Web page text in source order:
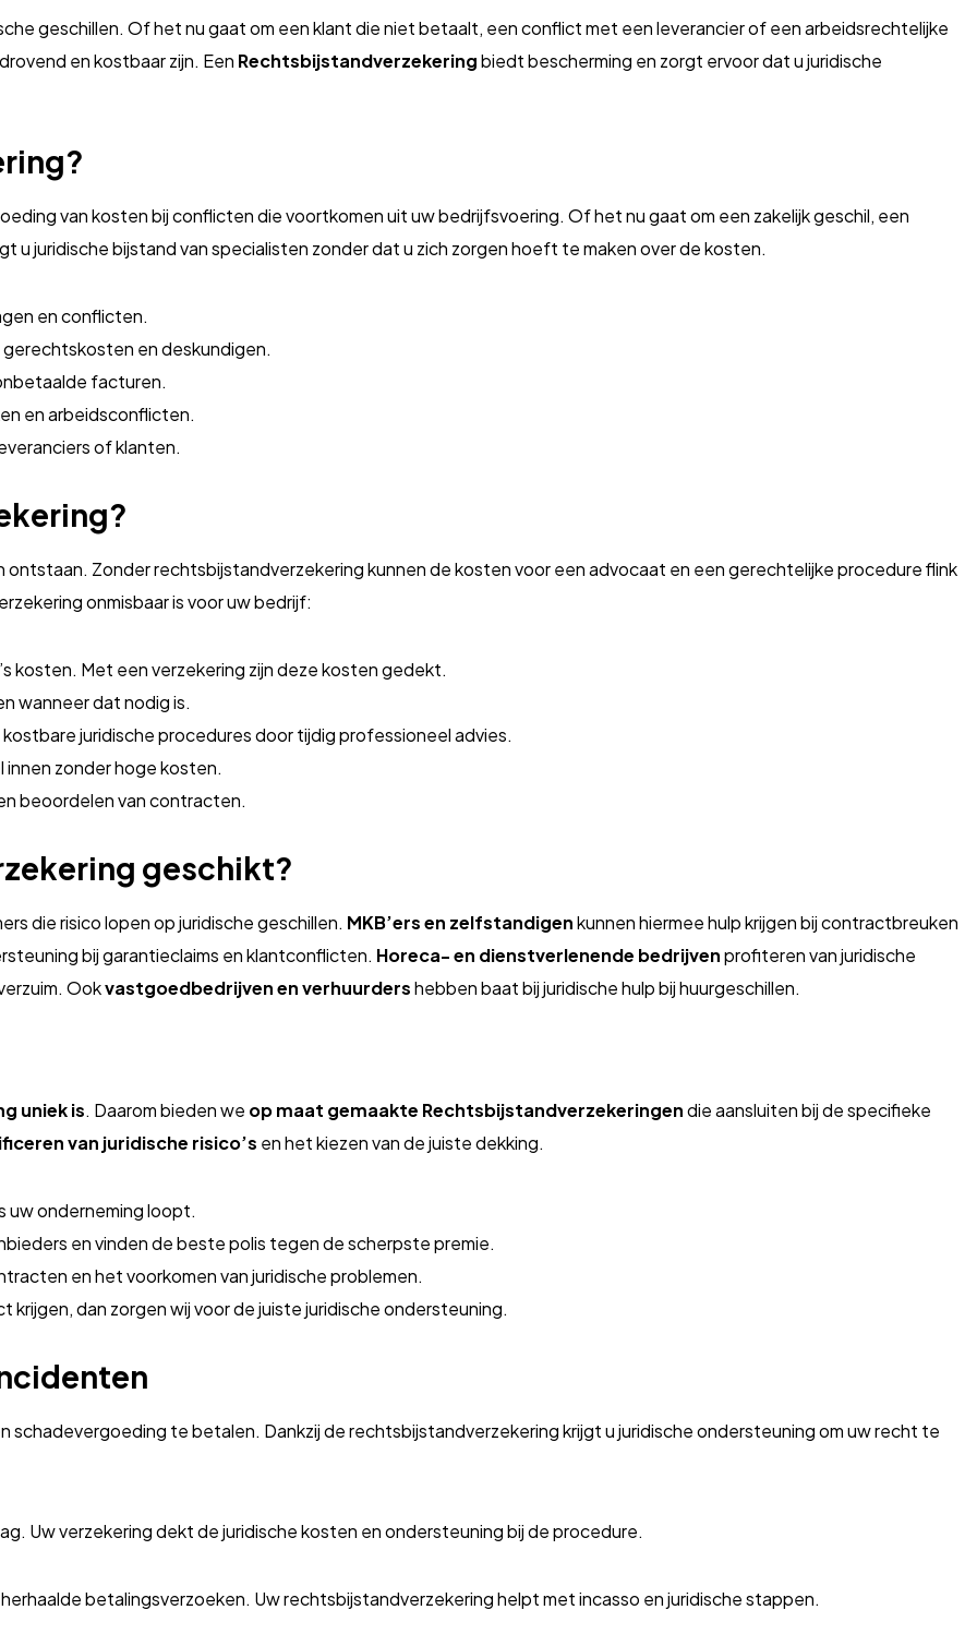
geschillen. Of het nu gaat om een klant die niet betaalt, een conflict met een leverancier of een arbeidsrechtelijke
en kostbaar zijn. Een Rechtsbijstandverzekeringbiedt bescherming en zorgt ervoor dat u juridische
van kosten bij conflicten die voortkomen uit uw bedrijfsvoering. Of het nu gaat om een zakelijk geschil, een
juridische bijstand van specialisten zonder dat u zich zorgen hoeft te maken over de kosten.
en conflicten.
en deskundigen.
facturen.
en arbeidsconflicten.
of klanten.
ontstaan. Zonder rechtsbijstandverzekering kunnen de kosten voor een advocaat en een gerechtelijke procedure flink
onmisbaar is voor uw bedrijf:
kosten. Met een verzekering zijn deze kosten gedekt.
wanneer dat nodig is.
kostbare juridische procedures door tijdig professioneel advies.
zonder hoge kosten.
beoordelen van contracten.
geschikt?
die risico lopen op juridische geschillen. MKB’ers en zelfstandigenkunnen hiermee hulp krijgen bij contractbreuken
bij garantieclaims en klantconflicten. Horeca- en dienstverlenende bedrijvenprofiteren van juridische
Ookvastgoedbedrijven en verhuurdershebben baat bij juridische hulp bij huurgeschillen.
uniek is. Daarom bieden we op maat gemaakte Rechtsbijstandverzekeringendie aansluiten bij de specifieke
van juridische risico’s en het kiezen van de juiste dekking.
uw onderneming loopt.
en vinden de beste polis tegen de scherpste premie.
en het voorkomen van juridische problemen.
krijgen, dan zorgen wij voor de juiste juridische ondersteuning.
schadevergoeding te betalen. Dankzij de rechtsbijstandverzekering krijgt u juridische ondersteuning om uw recht te
Uw verzekering dekt de juridische kosten en ondersteuning bij de procedure.
herhaalde betalingsverzoeken. Uw rechtsbijstandverzekering helpt met incasso en juridische stappen.